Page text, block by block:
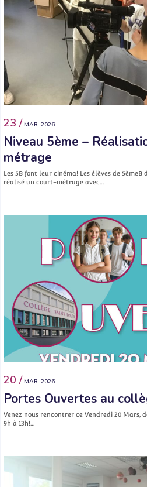
23 / MAR. 2026
Niveau 5ème –
métrage
Les 5B font leur cinéma! Les élèves de
réalisé un court-métrage avec…
20 / MAR. 2026
Portes Ouvertes au
Venez nous rencontrer ce Vendredi 20 Mars,
9h à 13h!…